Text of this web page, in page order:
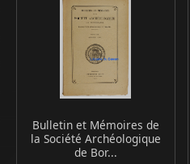
Bulletin et Mémoires de
la Société Archéologique
de Bor...